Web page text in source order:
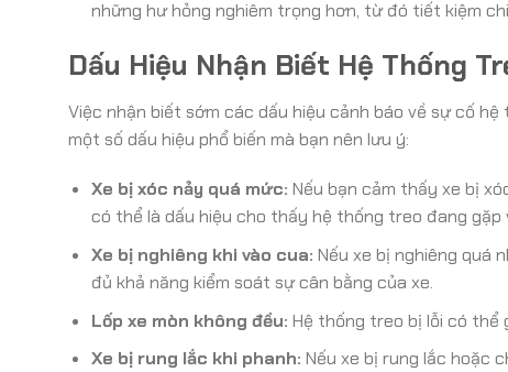
những hư hỏng nghiêm trọng hơn, từ đó tiết kiệm
Dấu Hiệu Nhận Biết Hệ Thống
Việc nhận biết sớm các dấu hiệu cảnh báo về sự cố
một số dấu hiệu phổ biến mà bạn nên lưu ý:
Xe bị xóc nảy quá mức: Nếu bạn cảm thấy xe bị
có thể là dấu hiệu cho thấy hệ thống treo đang gặp
Xe bị nghiêng khi vào cua: Nếu xe bị nghiêng quá
đủ khả năng kiểm soát sự cân bằng của xe.
Lốp xe mòn không đều: Hệ thống treo bị lỗi có thể
Xe bị rung lắc khi phanh: Nếu xe bị rung lắc hoặc